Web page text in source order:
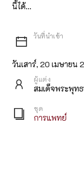
นี้ได้...
วันเสาร์, 20 เมษายน
ผู้แต่ง
สมเด็จพระพุท
ชุด
การแพทย์